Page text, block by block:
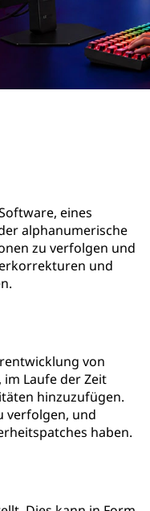
eines
alphanumerische
zu verfolgen und
und
von
Laufe der Zeit
hinzuzufügen.
verfolgen, und
haben.